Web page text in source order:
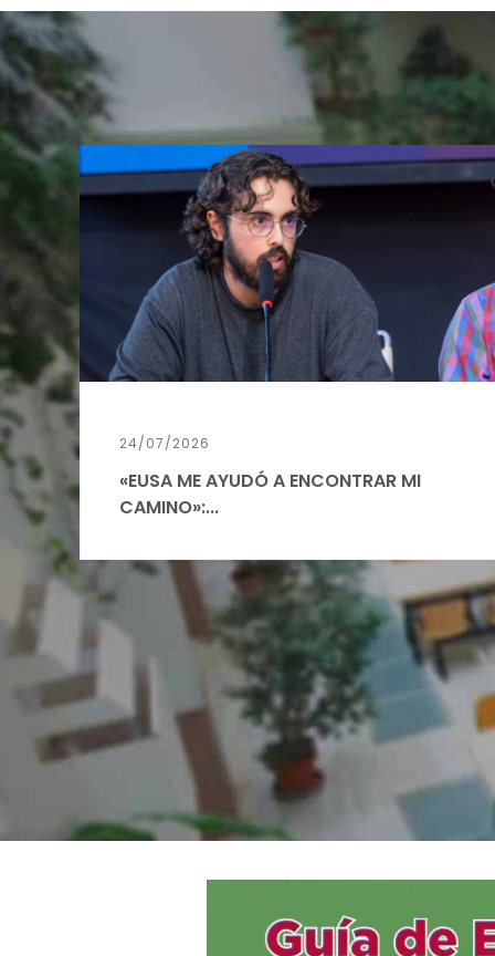
24/07/2026
«EUSA ME AYUDÓ A ENCONTRAR MI
CAMINO»:...